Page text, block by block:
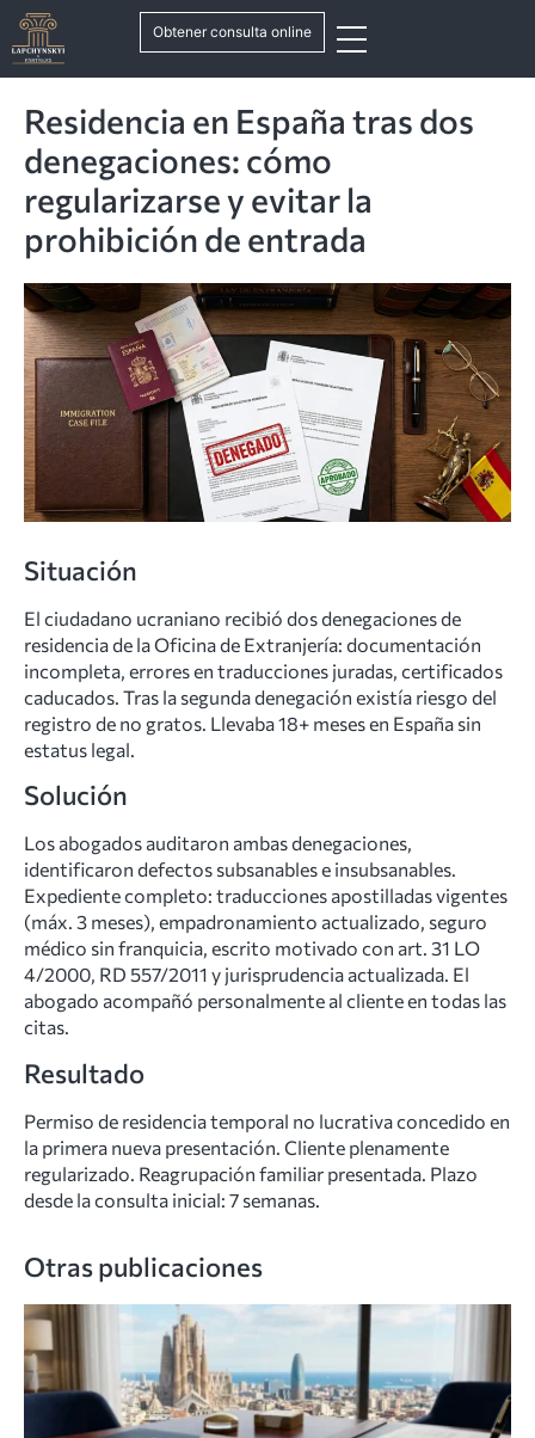
Obtener consulta online
Residencia en España tras dos
denegaciones: cómo
regularizarse y evitar la
prohibición de entrada
Situación
El ciudadano ucraniano recibió dos denegaciones de
residencia de la Oficina de Extranjería: documentación
incompleta, errores en traducciones juradas, certificados
caducados. Tras la segunda denegación existía riesgo del
registro de no gratos. Llevaba 18+ meses en España sin
estatus legal.
Solución
Los abogados auditaron ambas denegaciones,
identificaron defectos subsanables e insubsanables.
Expediente completo: traducciones apostilladas vigentes
(máx. 3 meses), empadronamiento actualizado, seguro
médico sin franquicia, escrito motivado con art. 31 LO
4/2000, RD 557/2011 y jurisprudencia actualizada. El
abogado acompañó personalmente al cliente en todas las
citas.
Resultado
Permiso de residencia temporal no lucrativa concedido en
la primera nueva presentación. Cliente plenamente
regularizado. Reagrupación familiar presentada. Plazo
desde la consulta inicial: 7 semanas.
Otras publicaciones